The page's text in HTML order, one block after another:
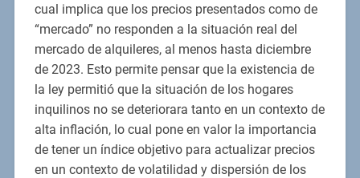
cual implica que los precios presentados como de
“mercado” no responden a la situación real del
mercado de alquileres, al menos hasta diciembre
de 2023. Esto permite pensar que la existencia de
la ley permitió que la situación de los hogares
inquilinos no se deteriorara tanto en un contexto de
alta inflación, lo cual pone en valor la importancia
de tener un índice objetivo para actualizar precios
en un contexto de volatilidad y dispersión de los